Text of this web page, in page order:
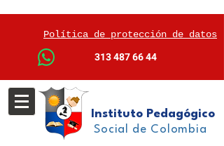
Política de protección de datos
313 487 66 44
Instituto Pedagógico
Social de Colombia